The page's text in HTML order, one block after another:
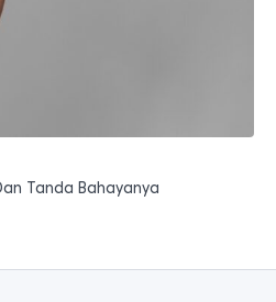
Tanda Bahayanya